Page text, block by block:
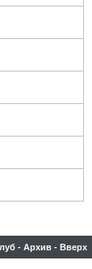
- Архив - Вверх